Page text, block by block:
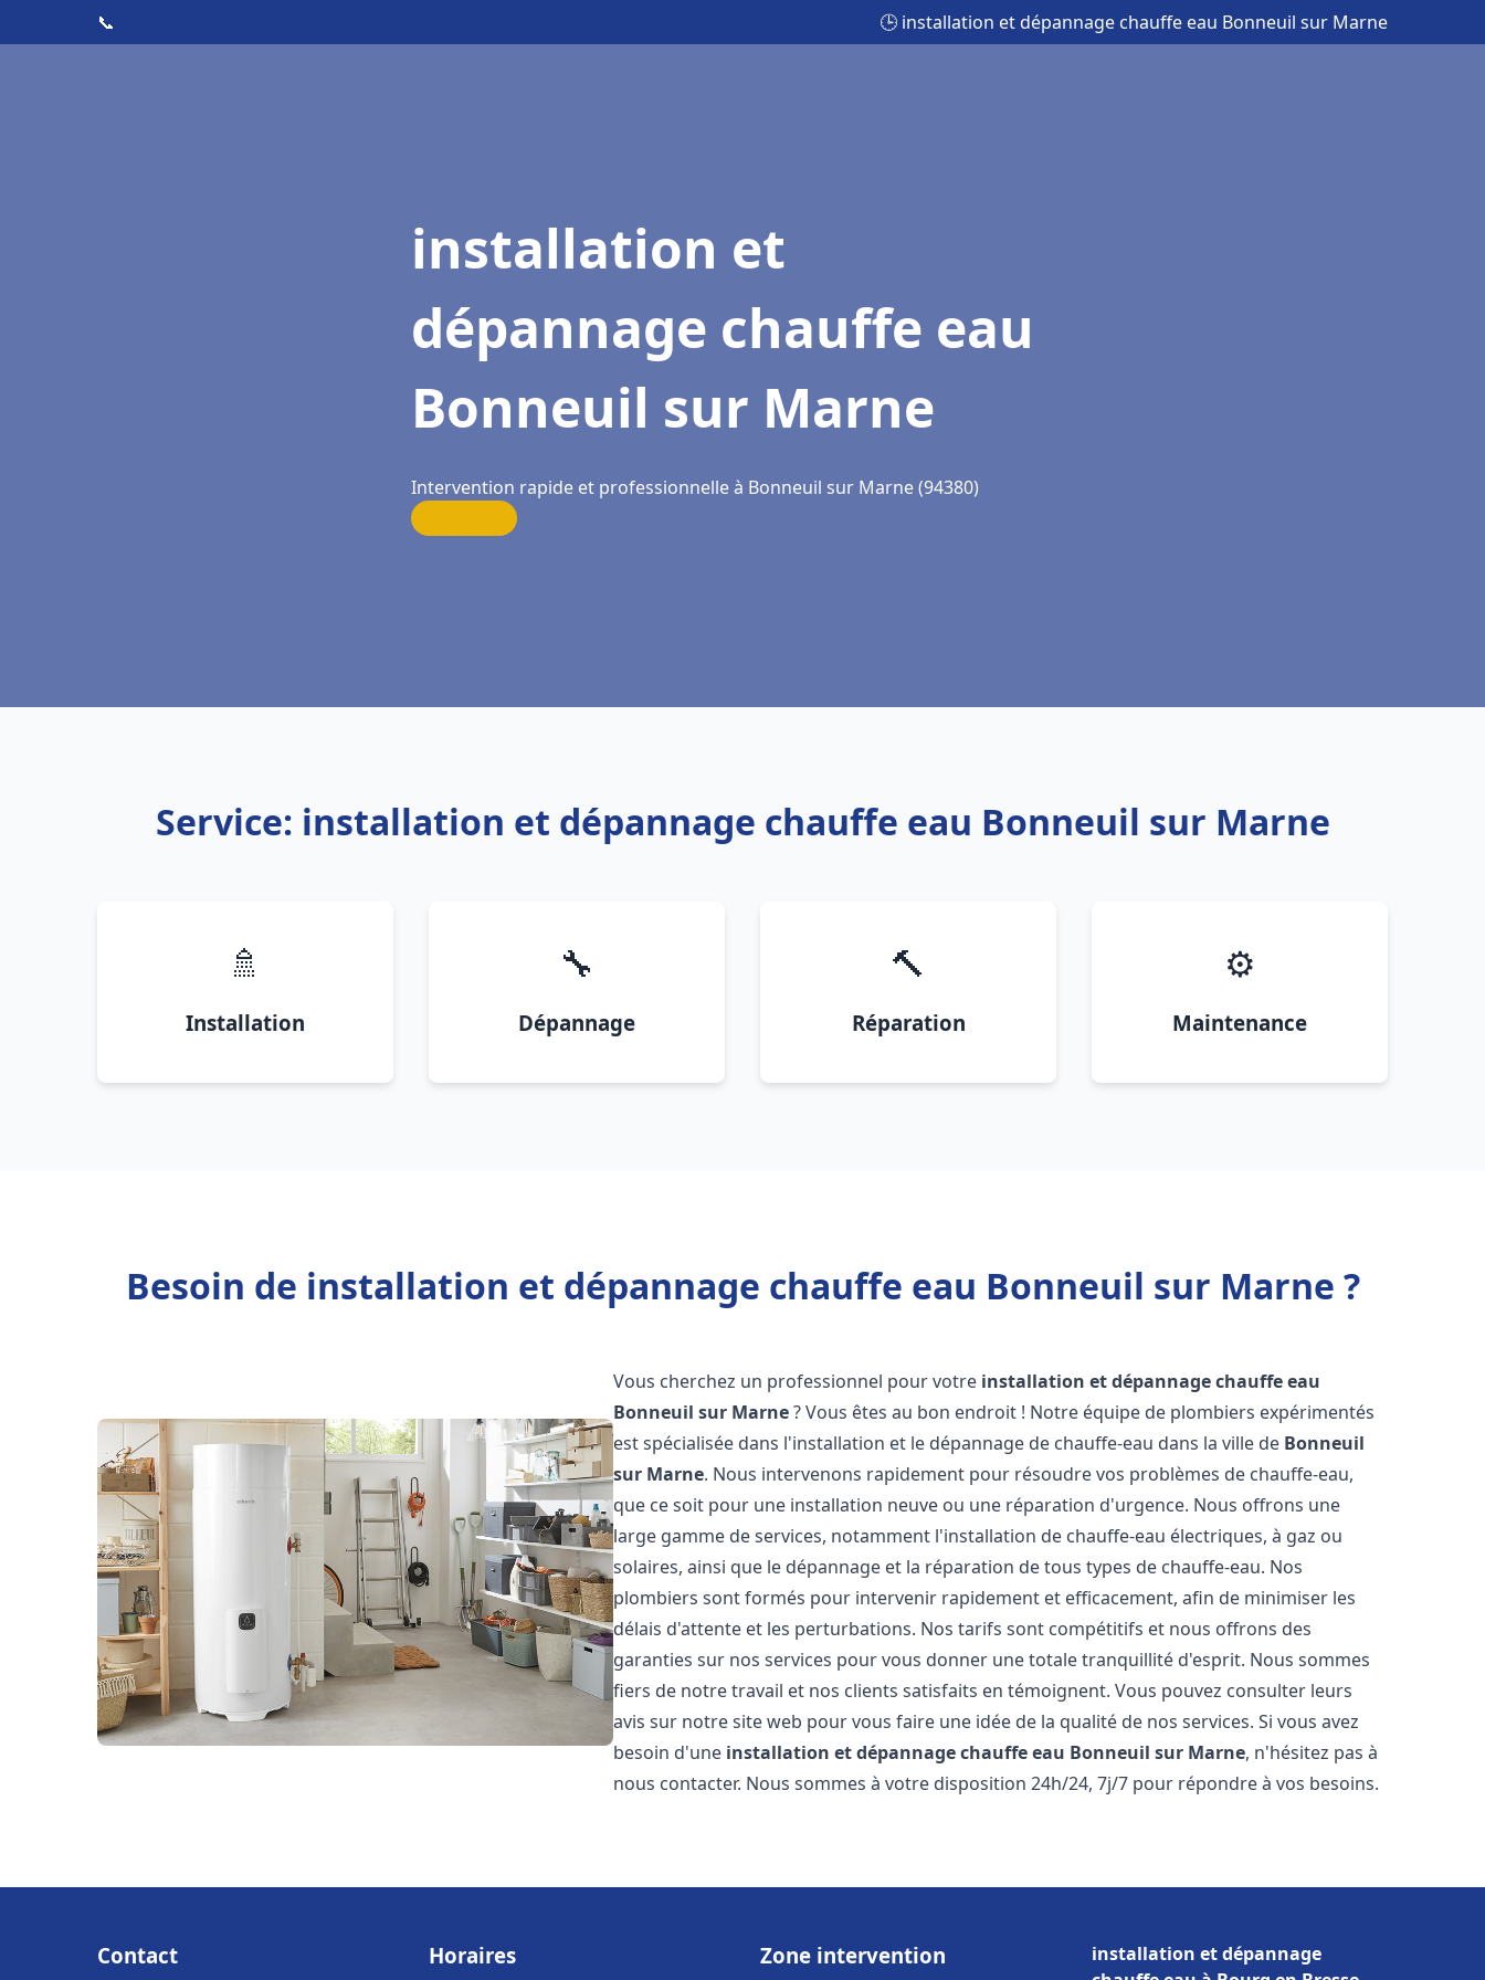
📞 🕒 installation et dépannage chauffe eau Bonneuil sur Marne
installation et
dépannage chauffe eau
Bonneuil sur Marne
Intervention rapide et professionnelle à Bonneuil sur Marne (94380)
Service: installation et dépannage chauffe eau Bonneuil sur Marne
🚿
Installation
🔧
Dépannage
🔨
Réparation
⚙️
Maintenance
Besoin de installation et dépannage chauffe eau Bonneuil sur Marne ?
Vous cherchez un professionnel pour votre installation et dépannage chauffe eau
Bonneuil sur Marne? Vous êtes au bon endroit ! Notre équipe de plombiers expérimentés
est spécialisée dans l'installation et le dépannage de chauffe-eau dans la ville de Bonneuil
sur Marne. Nous intervenons rapidement pour résoudre vos problèmes de chauffe-eau,
que ce soit pour une installation neuve ou une réparation d'urgence. Nous offrons une
large gamme de services, notamment l'installation de chauffe-eau électriques, à gaz ou
solaires, ainsi que le dépannage et la réparation de tous types de chauffe-eau. Nos
plombiers sont formés pour intervenir rapidement et efficacement, afin de minimiser les
délais d'attente et les perturbations. Nos tarifs sont compétitifs et nous offrons des
garanties sur nos services pour vous donner une totale tranquillité d'esprit. Nous sommes
fiers de notre travail et nos clients satisfaits en témoignent. Vous pouvez consulter leurs
avis sur notre site web pour vous faire une idée de la qualité de nos services. Si vous avez
besoin d'une installation et dépannage chauffe eau Bonneuil sur Marne, n'hésitez pas à
nous contacter. Nous sommes à votre disposition 24h/24, 7j/7 pour répondre à vos besoins.
Contact Horaires Zone intervention
installation et dépannage